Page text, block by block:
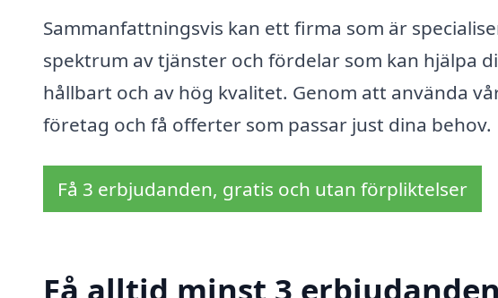
Sammanfattningsvis kan ett firma som är
spektrum av tjänster och fördelar som kan hjälpa
hållbart och av hög kvalitet. Genom att använda
företag och få offerter som passar just dina behov.
Få 3 erbjudanden, gratis och utan förpliktelser